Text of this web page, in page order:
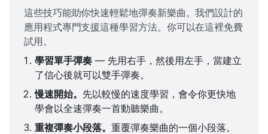
這些技巧能助你快速輕鬆地彈奏新樂曲。我們設計的
應用程式專門支援這種學習方法。你可以在這裡免費
試用。
學習單手彈奏 — 先用右手，然後用左手，當建立
了信心後就可以雙手彈奏。
慢速開始。 先以較慢的速度學習，會令你更快地
學會以全速彈奏一首動聽樂曲。
重複彈奏小段落。 重覆彈奏樂曲的一個小段落。